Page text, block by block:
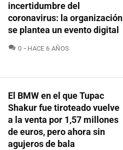
incertidumbre del
coronavirus: la organización
se plantea un evento digital
0 COMENTARIOS
HACE 6 AÑOS
El BMW en el que Tupac
Shakur fue tiroteado vuelve
a la venta por 1,57 millones
de euros, pero ahora sin
agujeros de bala